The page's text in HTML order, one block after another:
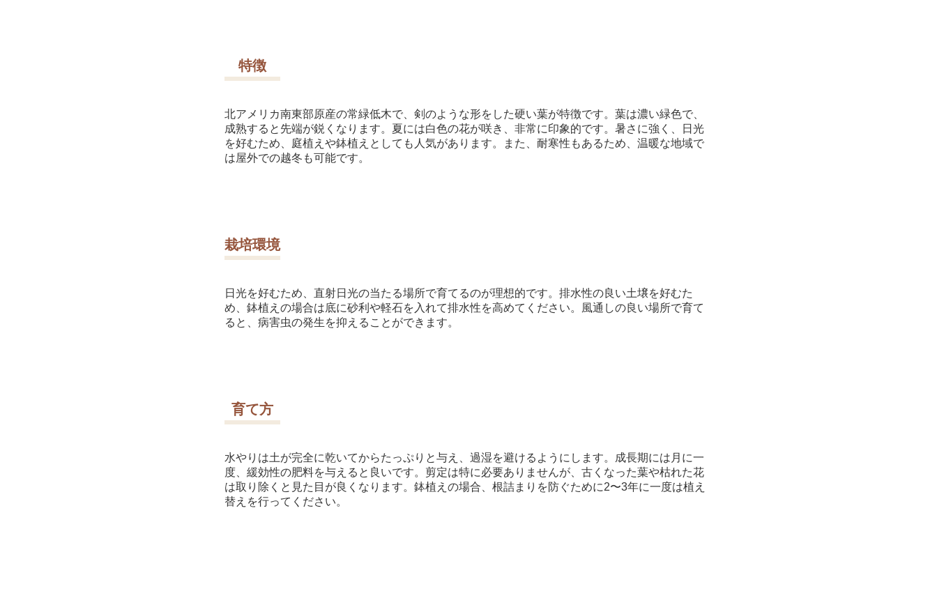
特徴
北アメリカ南東部原産の常緑低木で、剣のような形をした硬い葉が特徴です。葉は濃い緑色で、
成熟すると先端が鋭くなります。夏には白色の花が咲き、非常に印象的です。暑さに強く、日光
を好むため、庭植えや鉢植えとしても人気があります。また、耐寒性もあるため、温暖な地域で
は屋外での越冬も可能です。
栽培環境
日光を好むため、直射日光の当たる場所で育てるのが理想的です。排水性の良い土壌を好むた
め、鉢植えの場合は底に砂利や軽石を入れて排水性を高めてください。風通しの良い場所で育て
ると、病害虫の発生を抑えることができます。
育て方
水やりは土が完全に乾いてからたっぷりと与え、過湿を避けるようにします。成長期には月に一
度、緩効性の肥料を与えると良いです。剪定は特に必要ありませんが、古くなった葉や枯れた花
は取り除くと見た目が良くなります。鉢植えの場合、根詰まりを防ぐために2〜3年に一度は植え
替えを行ってください。